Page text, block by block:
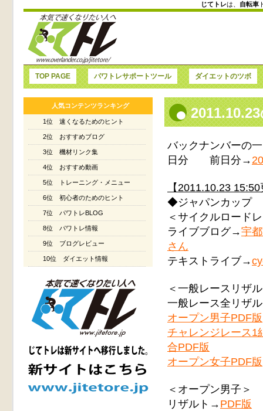
じてトレは、 自転車
バックナンバーの
日分 前日分→
【2011.10.23
◆ジャパンカップ
＜サイクルロード
ライブブログ→宇
さん
テキストライブ→
＜一般レースリザ
一般レース全リザ
オープン男子PDF版
チャレンジレース1
合PDF版
オープン女子PDF版
＜オープン男子＞
リザルト→PDF版
TOP PAGE パワトレサポートツール ダイエットのツボ
人気コンテンツランキング
1位 速くなるためのヒント
2位 おすすめブログ
3位 機材リンク集
4位 おすすめ動画
5位 トレーニング・メニュー
6位 初心者のためのヒント
7位 パワトレBLOG
8位 パワトレ情報
9位 ブログレビュー
10位 ダイエット情報